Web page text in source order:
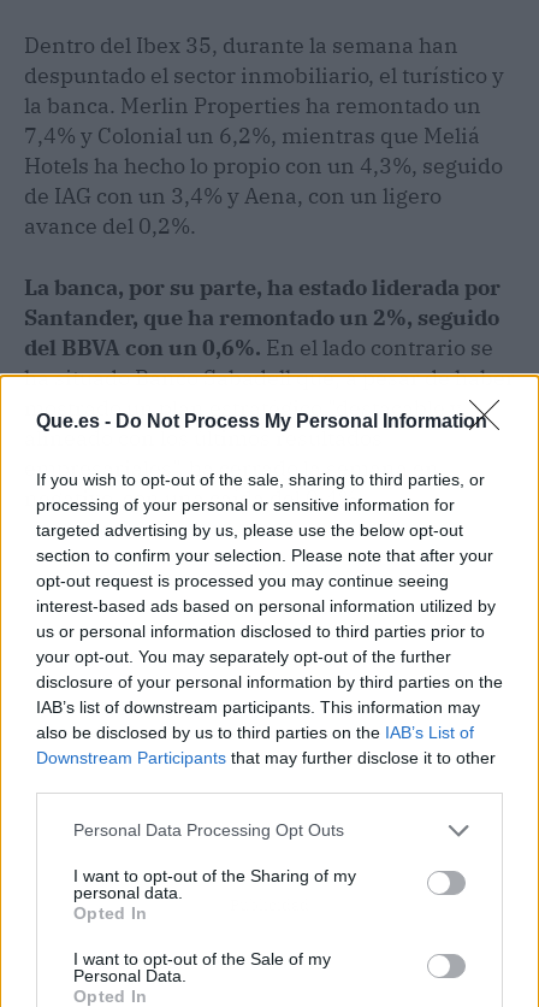
Que.es - Do Not Process My Personal Information
If you wish to opt-out of the sale, sharing to third parties, or
processing of your personal or sensitive information for
targeted advertising by us, please use the below opt-out
section to confirm your selection. Please note that after your
opt-out request is processed you may continue seeing
interest-based ads based on personal information utilized by
us or personal information disclosed to third parties prior to
your opt-out. You may separately opt-out of the further
disclosure of your personal information by third parties on the
IAB’s list of downstream participants. This information may
also be disclosed by us to third parties on the IAB’s List of
Downstream Participants that may further disclose it to other
Personal Data Processing Opt Outs
I want to opt-out of the Sharing of my
personal data.
Opted In
I want to opt-out of the Sale of my
Personal Data.
Opted In
Dentro del Ibex 35, durante la semana han
despuntado el sector inmobiliario, el turístico y
la banca. Merlin Properties ha remontado un
7,4% y Colonial un 6,2%, mientras que Meliá
Hotels ha hecho lo propio con un 4,3%, seguido
de IAG con un 3,4% y Aena, con un ligero
avance del 0,2%.
La banca, por su parte, ha estado liderada por
Santander, que ha remontado un 2%, seguido
del BBVA con un 0,6%. En el lado contrario se
ha situado Banco Sabadell que, a pesar de haber
mostrado un plan estratégico "destacable y
alineado con los últimos resultados
empresariales", ha cerrado la semana en
negativo, con una caída del 0,4%.